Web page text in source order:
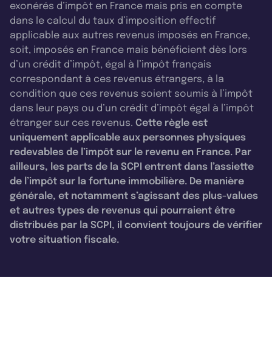
exonérés d’impôt en France mais pris en compte
dans le calcul du taux d’imposition effectif
applicable aux autres revenus imposés en France,
soit, imposés en France mais bénéficient dès lors
d’un crédit d’impôt, égal à l’impôt français
correspondant à ces revenus étrangers, à la
condition que ces revenus soient soumis à l’impôt
dans leur pays ou d’un crédit d’impôt égal à l’impôt
étranger sur ces revenus. Cette règle est
uniquement applicable aux personnes physiques
redevables de l’impôt sur le revenu en France. Par
ailleurs, les parts de la SCPI entrent dans l’assiette
de l’impôt sur la fortune immobilière. De manière
générale, et notamment s’agissant des plus-values
et autres types de revenus qui pourraient être
distribués par la SCPI, il convient toujours de vérifier
votre situation fiscale.